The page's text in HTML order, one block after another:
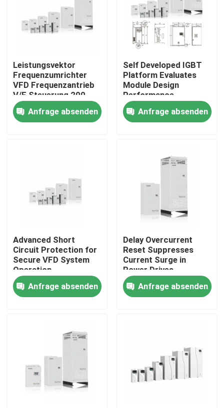
Zu Hause
Werksbesichtigung
Qualitätskontrolle
Bitte um ein Angebot
Leistungsvektor
Frequenzumrichter
VFD Frequenzantrieb
V/F Steuerung 200-
240V 1PH/3PH
Eingangsspannung
Niedrige Vibration
Anfrage absenden
Self Developed IGBT
Platform Evaluates
Module Design
Performance
Anfrage absenden
Advanced Short
Circuit Protection for
Secure VFD System
Operation
Anfrage absenden
Delay Overcurrent
Reset Suppresses
Current Surge in
Power Drives
Anfrage absenden